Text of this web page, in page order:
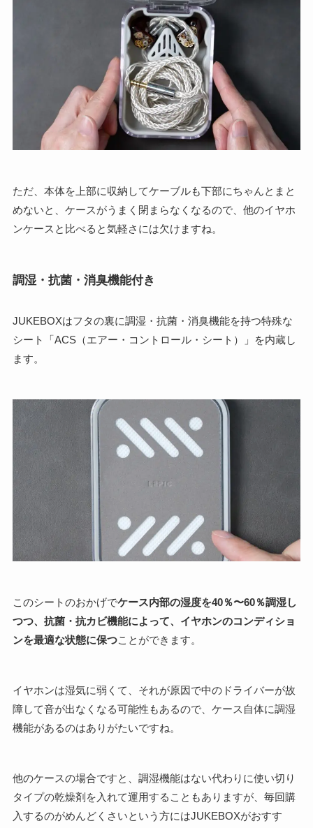
ただ、本体を上部に収納してケーブルも下部にちゃんとまと
めないと、ケースがうまく閉まらなくなるので、他のイヤホ
ンケースと比べると気軽さには欠けますね。
調湿・抗菌・消臭機能付き
JUKEBOXはフタの裏に調湿・抗菌・消臭機能を持つ特殊な
シート「ACS（エアー・コントロール・シート）」を内蔵し
ます。
このシートのおかげでケース内部の湿度を40％〜60％調湿し
つつ、抗菌・抗カビ機能によって、イヤホンのコンディショ
ンを最適な状態に保つことができます。
イヤホンは湿気に弱くて、それが原因で中のドライバーが故
障して音が出なくなる可能性もあるので、ケース自体に調湿
機能があるのはありがたいですね。
他のケースの場合ですと、調湿機能はない代わりに使い切り
タイプの乾燥剤を入れて運用することもありますが、毎回購
入するのがめんどくさいという方にはJUKEBOXがおすす